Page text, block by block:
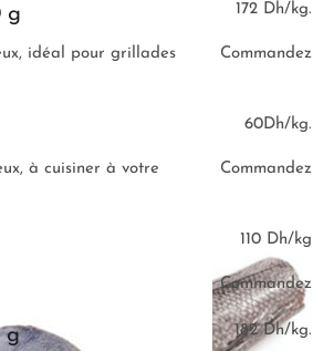
g 172 Dh/kg.
idéal pour grillades
Commandez
60Dh/kg.
à cuisiner à votre
Commandez
110 Dh/kg
Commandez
g 182 Dh/kg.